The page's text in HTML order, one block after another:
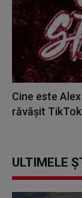
Cine este
răvășit
ULTIMELE